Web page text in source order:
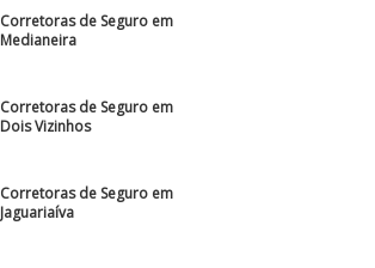
Corretoras de Seguro em
Medianeira
Corretoras de Seguro em
Dois Vizinhos
Corretoras de Seguro em
Jaguariaíva